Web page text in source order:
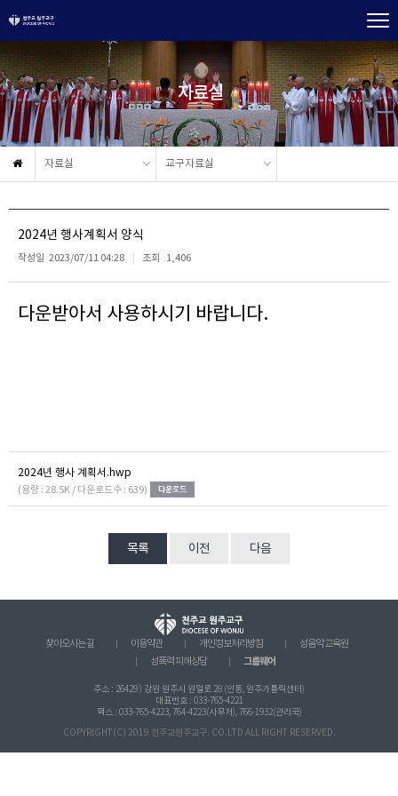
자료실
자료실 교구자료실
2024년 행사계획서 양식
작성일 2023/07/11 04:28 조회 1,406
다운받아서 사용하시기 바랍니다.
2024년 행사 계획서.hwp
(용량 : 28.5K / 다운로드수 : 639)
목록 이전 다음
찾아오시는 길 이용약관 개인정보처리방침
성음악 교육원
성폭력 피해상담
그룹웨어
주소 : 26429 ) 강원 원주시 원일로 28 (인동, 원주가톨릭센터)
대표번호 : 033-765-4221
팩스 : 033-765-4223, 764-4223(사무처), 766-1932(관리국)
COPYRIGHT(C) 2019 천주교원주교구. CO.LTD ALL RIGHT RESERVED.